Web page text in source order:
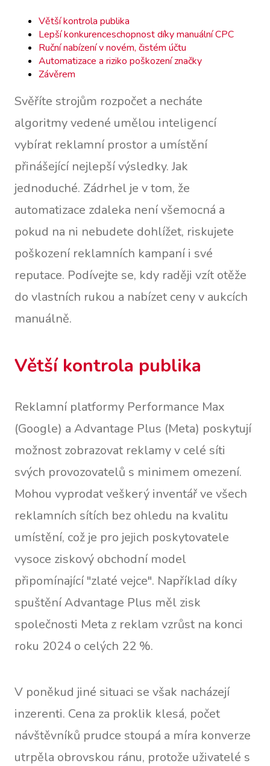
Větší kontrola publika
Lepší konkurenceschopnost díky manuální CPC
Ruční nabízení v novém, čistém účtu
Automatizace a riziko poškození značky
Závěrem
Svěříte strojům rozpočet a necháte
algoritmy vedené umělou inteligencí
vybírat reklamní prostor a umístění
přinášející nejlepší výsledky. Jak
jednoduché. Zádrhel je v tom, že
automatizace zdaleka není všemocná a
pokud na ni nebudete dohlížet, riskujete
poškození reklamních kampaní i své
reputace. Podívejte se, kdy raději vzít otěže
do vlastních rukou a nabízet ceny v aukcích
manuálně.
Větší kontrola publika
Reklamní platformy Performance Max
(Google) a Advantage Plus (Meta) poskytují
možnost zobrazovat reklamy v celé síti
svých provozovatelů s minimem omezení.
Mohou vyprodat veškerý inventář ve všech
reklamních sítích bez ohledu na kvalitu
umístění, což je pro jejich poskytovatele
vysoce ziskový obchodní model
připomínající "zlaté vejce". Například díky
spuštění Advantage Plus měl zisk
společnosti Meta z reklam vzrůst na konci
roku 2024 o celých 22 %.
V poněkud jiné situaci se však nacházejí
inzerenti. Cena za proklik klesá, počet
návštěvníků prudce stoupá a míra konverze
utrpěla obrovskou ránu, protože uživatelé s